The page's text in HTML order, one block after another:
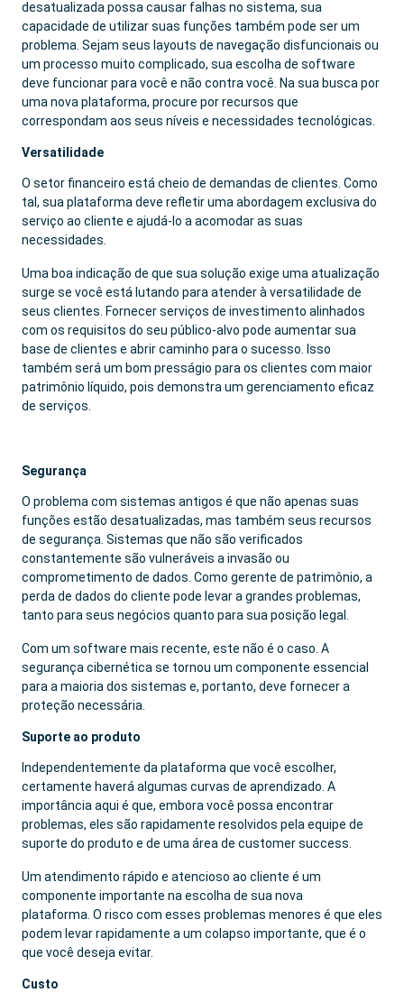
desatualizada possa causar falhas no sistema, sua
capacidade de utilizar suas funções também pode ser um
problema. Sejam seus layouts de navegação disfuncionais ou
um processo muito complicado, sua escolha de software
deve funcionar para você e não contra você. Na sua busca por
uma nova plataforma, procure por recursos que
correspondam aos seus níveis e necessidades tecnológicas.
Versatilidade
O setor financeiro está cheio de demandas de clientes. Como
tal, sua plataforma deve refletir uma abordagem exclusiva do
serviço ao cliente e ajudá-lo a acomodar as suas
necessidades.
Uma boa indicação de que sua solução exige uma atualização
surge se você está lutando para atender à versatilidade de
seus clientes. Fornecer serviços de investimento alinhados
com os requisitos do seu público-alvo pode aumentar sua
base de clientes e abrir caminho para o sucesso. Isso
também será um bom presságio para os clientes com maior
patrimônio líquido, pois demonstra um gerenciamento eficaz
de serviços.
Segurança
O problema com sistemas antigos é que não apenas suas
funções estão desatualizadas, mas também seus recursos
de segurança. Sistemas que não são verificados
constantemente são vulneráveis ​​a invasão ou
comprometimento de dados. Como gerente de patrimônio, a
perda de dados do cliente pode levar a grandes problemas,
tanto para seus negócios quanto para sua posição legal.
Com um software mais recente, este não é o caso. A
segurança cibernética se tornou um componente essencial
para a maioria dos sistemas e, portanto, deve fornecer a
proteção necessária.
Suporte ao produto
Independentemente da plataforma que você escolher,
certamente haverá algumas curvas de aprendizado. A
importância aqui é que, embora você possa encontrar
problemas, eles são rapidamente resolvidos pela equipe de
suporte do produto e de uma área de customer success.
Um atendimento rápido e atencioso ao cliente é um
componente importante na escolha de sua nova
plataforma. O risco com esses problemas menores é que eles
podem levar rapidamente a um colapso importante, que é o
que você deseja evitar.
Custo